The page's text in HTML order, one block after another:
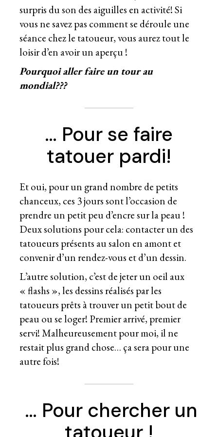
surpris du son des aiguilles en activité! Si
vous ne savez pas comment se déroule une
séance chez le tatoueur, vous aurez tout le
loisir d’en avoir un aperçu !
Pourquoi aller faire un tour au
mondial???
… Pour se faire
tatouer pardi!
Et oui, pour un grand nombre de petits
chanceux, ces 3 jours sont l’occasion de
prendre un petit peu d’encre sur la peau !
Deux solutions pour cela: contacter un des
tatoueurs présents au salon en amont et
convenir d’un rendez-vous et d’un dessin.
L’autre solution, c’est de jeter un oeil aux
« flashs », les dessins réalisés par les
tatoueurs prêts à trouver un petit bout de
peau ou se loger! Premier arrivé, premier
servi! Malheureusement pour moi, il ne
restait plus grand chose… ça sera pour une
autre fois!
… Pour chercher un